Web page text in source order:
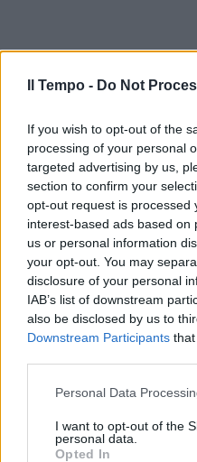
Il Tempo - Do Not
If you wish to opt-out of the
processing of your personal
targeted advertising by us,
section to confirm your
opt-out request is processed
interest-based ads based on
us or personal information
your opt-out. You may
disclosure of your personal
IAB’s list of downstream
also be disclosed by us to
Downstream Participants
Personal Data
I want to opt-out of the
personal data.
Opted In